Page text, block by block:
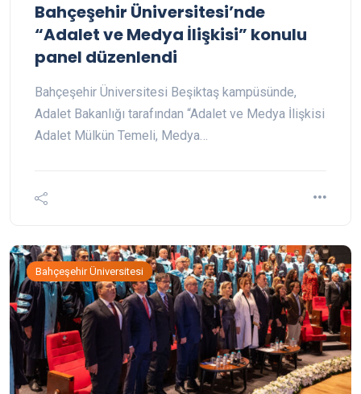
Bahçeşehir Üniversitesi’nde
“Adalet ve Medya İlişkisi” konulu
panel düzenlendi
Bahçeşehir Üniversitesi Beşiktaş kampüsünde,
Adalet Bakanlığı tarafından “Adalet ve Medya İlişkisi
Adalet Mülkün Temeli, Medya…
Bahçeşehir Üniversitesi